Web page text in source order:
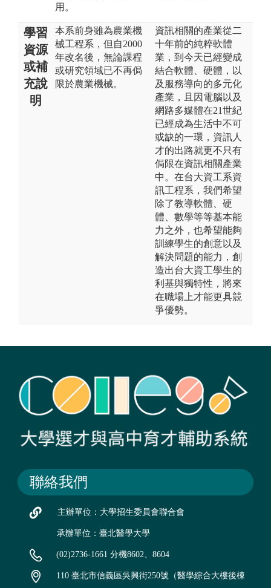
用。
學習
資源
或補
充說
明
本系前身雖為農業機
械工程系，但自2000
年改名後，無論課程
或研究領域已不再侷
限於農業機械。
資訊相關的產業從二
十年前的純粹軟體
業，到今天已經變成
結合軟體、硬體，以
及服務導向的多元化
產業，且因電腦以及
網路多媒體在21世紀
已經成為生活中不可
或缺的一環，資訊人
才的出路就更不只有
侷限在資訊相關產業
中。在台大資工系資
訊工程系，我們希望
除了教導軟體、硬
體、數學等等基本能
力之外，也希望能夠
訓練學生的創意以及
解決問題的能力，創
造出台大資工學生的
利基與獨特性，將來
在職場上才能更具競
爭優勢。
聯絡我們
主辦單位：大學招生委員會聯合會
承辦單位：臺北醫學大學
(02)2736-1661 分機8602、8604
110 臺北市信義區吳興街250號（醫學綜合大樓後棟